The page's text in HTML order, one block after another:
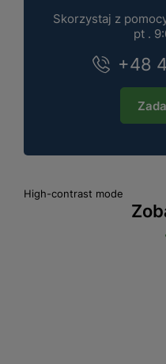
Skorzystaj z
pt .
+48
High-contrast mode